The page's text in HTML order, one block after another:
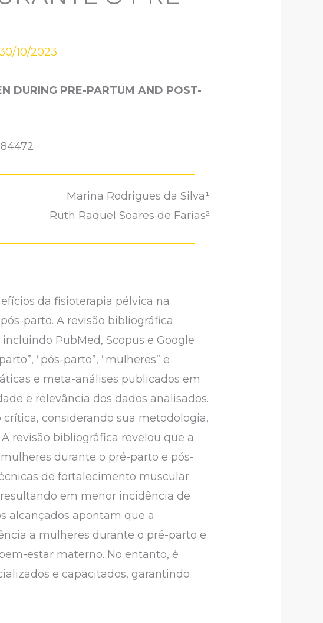
10/2023
DURING PRE-PARTUM AND POST-
Marina Rodrigues da Silva¹
Ruth Raquel Soares de Farias²
da fisioterapia pélvica na
parto. A revisão bibliográfica
PubMed, Scopus e Google
“pós-parto”, “mulheres” e
e meta-análises publicados em
e relevância dos dados analisados.
considerando sua metodologia,
revisão bibliográfica revelou que a
durante o pré-parto e pós-
de fortalecimento muscular
em menor incidência de
alcançados apontam que a
a mulheres durante o pré-parto e
estar materno. No entanto, é
e capacitados, garantindo